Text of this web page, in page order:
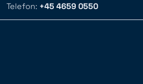
Telefon: +45 4659 0550